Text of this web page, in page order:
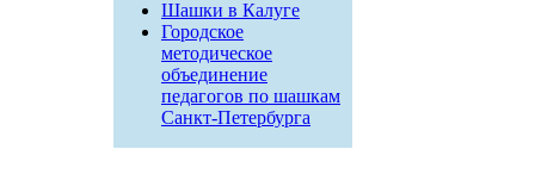
Шашки в Калуге
Городское
методическое
объединение
педагогов по шашкам
Санкт-Петербурга